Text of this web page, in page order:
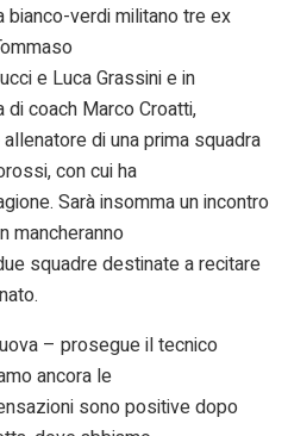
bianco-verdi militano tre ex
e Luca Grassini e in
coach Marco Croatti,
di una prima squadra
con cui ha
Sarà insomma un incontro
mancheranno
squadre destinate a recitare
– prosegue il tecnico
ancora le
sono positive dopo